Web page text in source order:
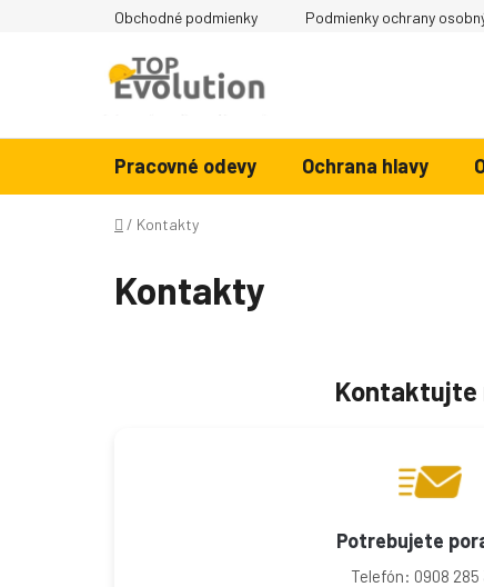
Obchodné podmienky Podmienky ochrany
Pracovné odevy Ochrana hlavy
Domov
/ Kontakty
Kontakty
Kontaktujte
Potrebujete
Telefón: 0908 285